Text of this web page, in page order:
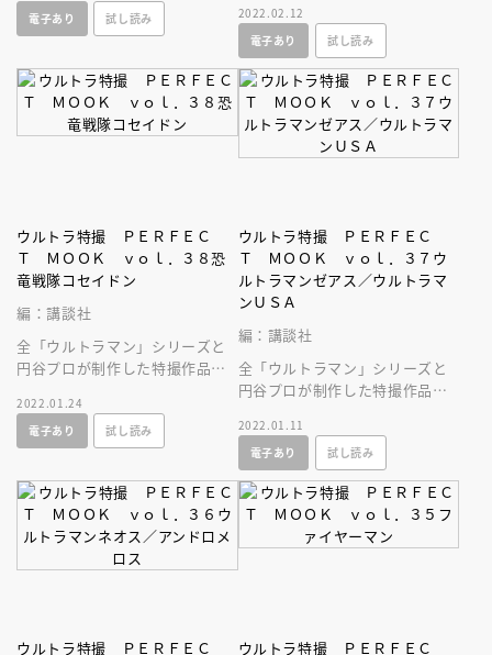
電子あり
試し読み
誕生！
2022.02.12
電子あり
試し読み
ウルトラ特撮 ＰＥＲＦＥＣ
Ｔ ＭＯＯＫ ｖｏｌ．３８恐
竜戦隊コセイドン
編：講談社
全「ウルトラマン」シリーズと
円谷プロが制作した特撮作品を
誕生！
2022.01.24
電子あり
試し読み
ウルトラ特撮 ＰＥＲＦＥＣ
Ｔ ＭＯＯＫ ｖｏｌ．３７ウ
ルトラマンゼアス／ウルトラマ
ンＵＳＡ
編：講談社
全「ウルトラマン」シリーズと
円谷プロが制作した特撮作品を
誕生！
2022.01.11
電子あり
試し読み
ウルトラ特撮 ＰＥＲＦＥＣ
ウルトラ特撮 ＰＥＲＦＥＣ